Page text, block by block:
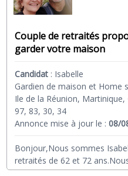
Couple de retraités
garder votre maison
Candidat : Isabelle
Gardien de maison et Home
Ile de la Réunion,
97, 83, 30, 34
Annonce mise à jour le :08/
Bonjour,Nous sommes
retraités de 62 et 72